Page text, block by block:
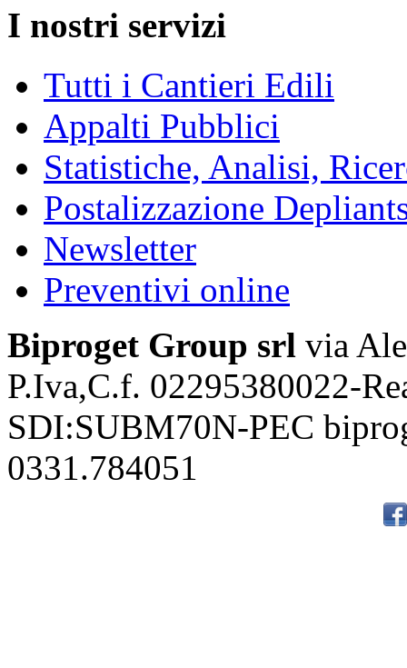
I nostri servizi
Tutti i Cantieri Edili
Appalti Pubblici
Statistiche, Analisi,
Postalizzazione
Newsletter
Preventivi online
Biproget Group srl via
P.Iva,C.f. 02295380022-
SDI:SUBM70N-PEC
0331.784051